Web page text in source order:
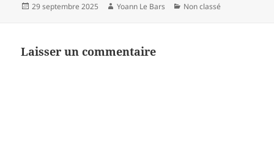
Publié
29 septembre 2025 Auteur
Yoann Le Bars Catégories
Non classé
Laisser un commentaire